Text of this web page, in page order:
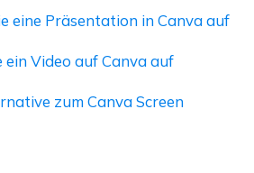
eine Präsentation in Canva auf
ein Video auf Canva auf
zum Canva Screen